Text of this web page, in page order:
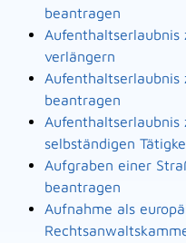
beantragen
Aufenthaltserlaubnis
verlängern
Aufenthaltserlaubnis
beantragen
Aufenthaltserlaubnis
selbständigen
Aufgraben einer
beantragen
Aufnahme als